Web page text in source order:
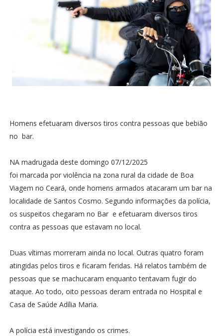
Homens efetuaram diversos tiros contra pessoas que bebião
no bar.
NA madrugada deste domingo 07/12/2025
foi marcada por violência na zona rural da cidade de Boa
Viagem no Ceará, onde homens armados atacaram um bar na
localidade de Santos Cosmo. Segundo informações da polícia,
os suspeitos chegaram no Bar e efetuaram diversos tiros
contra as pessoas que estavam no local.
Duas vítimas morreram ainda no local. Outras quatro foram
atingidas pelos tiros e ficaram feridas. Há relatos também de
pessoas que se machucaram enquanto tentavam fugir do
ataque. Ao todo, oito pessoas deram entrada no Hospital e
Casa de Saúde Adília Maria.
A polícia está investigando os crimes.